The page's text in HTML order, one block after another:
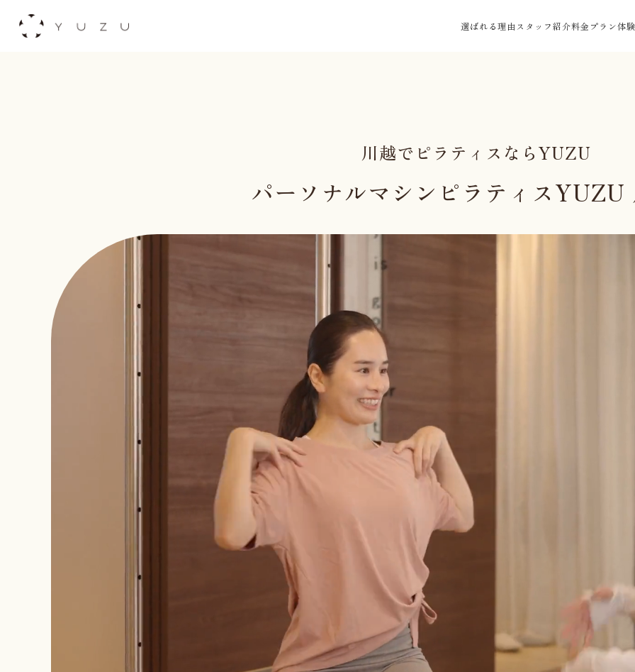
選ばれる理由 スタッフ紹介料金プラン体
川越でピラティスならYUZU
パーソナルマシンピラティスYUZU